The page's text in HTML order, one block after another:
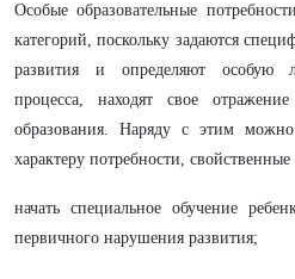
Особые образовательные
категорий, поскольку задаются
развития и определяют особую
процесса, находят свое
образования. Наряду с этим
характеру потребности,
начать специальное обучение
первичного нарушения развития;